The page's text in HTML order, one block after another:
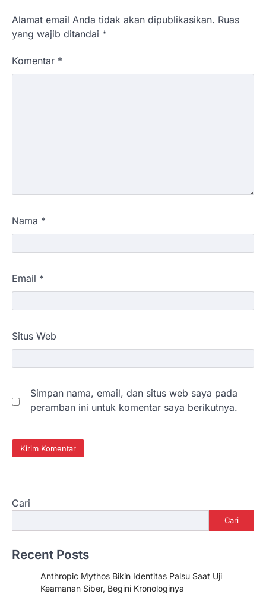
Alamat email Anda tidak akan dipublikasikan. Ruas
yang wajib ditandai *
Komentar *
Nama *
Email *
Situs Web
Simpan nama, email, dan situs web saya pada
peramban ini untuk komentar saya berikutnya.
Cari
Cari
Recent Posts
Anthropic Mythos Bikin Identitas Palsu Saat Uji
Keamanan Siber, Begini Kronologinya